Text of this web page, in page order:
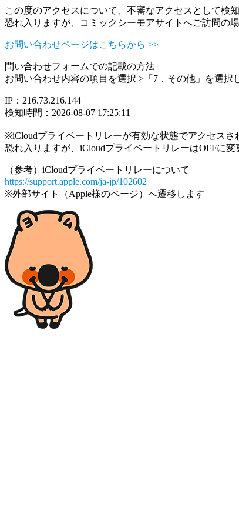
この度のアクセスについて、不審なアクセスとして検知
恐れ入りますが、コミックシーモアサイトへご訪問の
お問い合わせページはこちらから >>
問い合わせフォームでの記載の方法
お問い合わせ内容の項目を選択 >「7．その他」を選択
IP：216.73.216.144
検知時間：2026-08-07 17:25:11
※iCloudプライベートリレーが有効な状態でアクセス
恐れ入りますが、iCloudプライベートリレーはOFFに変
（参考）iCloudプライベートリレーについて
https://support.apple.com/ja-jp/102602
※外部サイト（Apple様のページ）へ遷移します